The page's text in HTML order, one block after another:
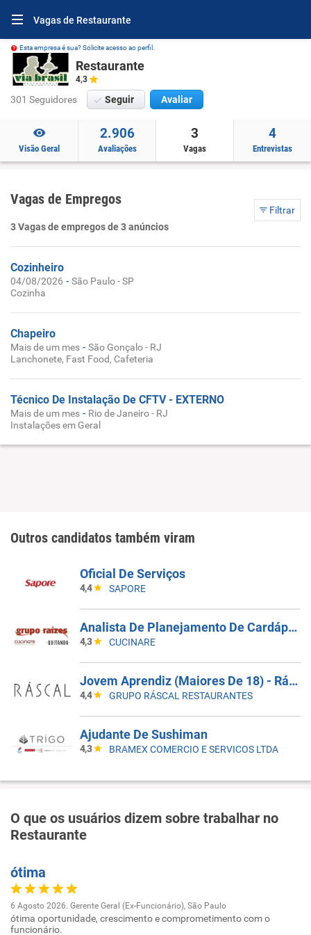
Vagas de Restaurante
Esta empresa é sua? Solicite acesso ao perfil.
Restaurante
4,3
301 Seguidores Seguir Avaliar
Visão Geral
2.906
Avaliações
3
Vagas
4
Entrevistas
Vagas de Empregos
Filtrar
3 Vagas de empregos de 3 anúncios
Cozinheiro
04/08/2026 -São Paulo - SP
Cozinha
Chapeiro
Mais de um mes -São Gonçalo - RJ
Lanchonete, Fast Food, Cafeteria
Técnico De Instalação De CFTV - EXTERNO
Mais de um mes - Rio de Janeiro - RJ
Instalações em Geral
Outros candidatos também viram
Oficial De Serviços
4,4 SAPORE
Analista De Planejamento De Cardápios Sr
4,3 CUCINARE
Jovem Aprendiz (Maiores De 18) - Ráscal Shop. Villa Lobos
4,4 GRUPO RÁSCAL RESTAURANTES
Ajudante De Sushiman
4,3 BRAMEX COMERCIO E SERVICOS LTDA
O que os usuários dizem sobre trabalhar no
Restaurante
ótima
6 Agosto 2026. Gerente Geral (Ex-Funcionário), São Paulo
ótima oportunidade, crescimento e comprometimento com o
funcionário.